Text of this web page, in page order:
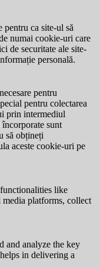
pentru ca site-ul să
numai cookie-uri care
de securitate ale site-
personală.
pentru
pentru colectarea
prin intermediul
sunt
să obțineți
aceste cookie-uri pe
like
platforms, collect
and analyze the key
in delivering a